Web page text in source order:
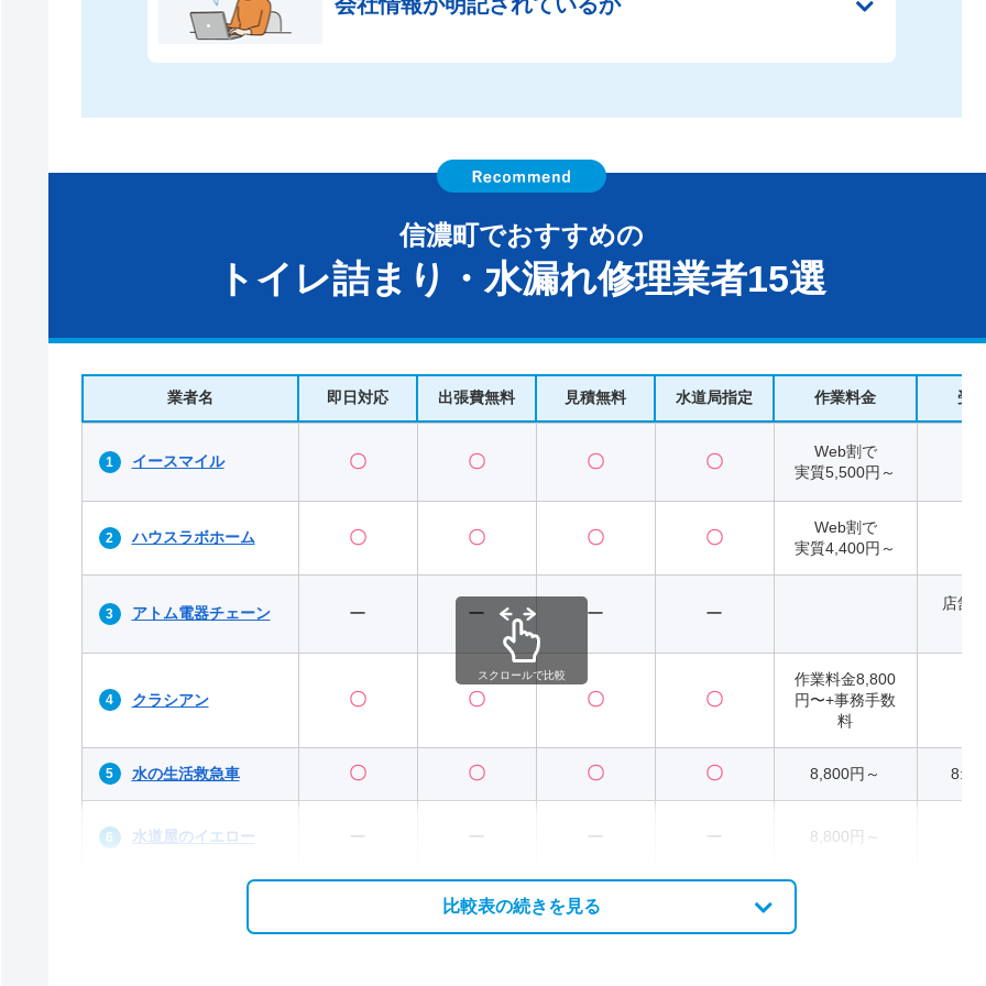
信濃町でおすすめの
トイレ詰まり・水漏れ修理業者15選
業者名 即日対応 出張費無料 見積無料 水道局指定 作業料金 受
イースマイル 〇 〇 〇 〇
Web割で
実質5,500円～
ハウスラボホーム 〇 〇 〇 〇
Web割で
実質4,400円～
アトム電器チェーン ー ー ー ー
店舗
クラシアン 〇 〇 〇 〇
作業料金8,800
円〜+事務手数
料
水の生活救急車 〇 〇 〇 〇 8,800円～ 8:00-
水道屋のイエロー ー ー ー ー 8,800円～
スクロールで比較
比較表の続きを見る